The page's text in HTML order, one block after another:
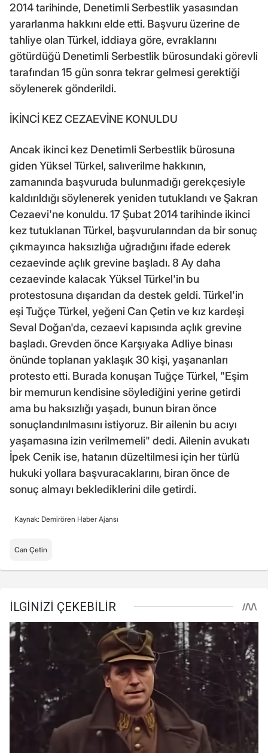
2014 tarihinde, Denetimli Serbestlik yasasından
yararlanma hakkını elde etti. Başvuru üzerine de
tahliye olan Türkel, iddiaya göre, evraklarını
götürdüğü Denetimli Serbestlik bürosundaki görevli
tarafından 15 gün sonra tekrar gelmesi gerektiği
söylenerek gönderildi.
İKİNCİ KEZ CEZAEVİNE KONULDU
Ancak ikinci kez Denetimli Serbestlik bürosuna
giden Yüksel Türkel, salıverilme hakkının,
zamanında başvuruda bulunmadığı gerekçesiyle
kaldırıldığı söylenerek yeniden tutuklandı ve Şakran
Cezaevi'ne konuldu. 17 Şubat 2014 tarihinde ikinci
kez tutuklanan Türkel, başvurularından da bir sonuç
çıkmayınca haksızlığa uğradığını ifade ederek
cezaevinde açlık grevine başladı. 8 Ay daha
cezaevinde kalacak Yüksel Türkel'in bu
protestosuna dışarıdan da destek geldi. Türkel'in
eşi Tuğçe Türkel, yeğeni Can Çetin ve kız kardeşi
Seval Doğan'da, cezaevi kapısında açlık grevine
başladı. Grevden önce Karşıyaka Adliye binası
önünde toplanan yaklaşık 30 kişi, yaşananları
protesto etti. Burada konuşan Tuğçe Türkel, "Eşim
bir memurun kendisine söylediğini yerine getirdi
ama bu haksızlığı yaşadı, bunun biran önce
sonuçlandırılmasını istiyoruz. Bir ailenin bu acıyı
yaşamasına izin verilmemeli" dedi. Ailenin avukatı
İpek Cenik ise, hatanın düzeltilmesi için her türlü
hukuki yollara başvuracaklarını, biran önce de
sonuç almayı beklediklerini dile getirdi.
Kaynak: Demirören Haber Ajansı
Can Çetin